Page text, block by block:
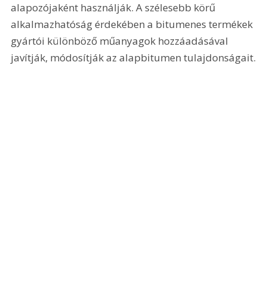
alapozójaként használják. A szélesebb körű
alkalmazhatóság érdekében a bitumenes termékek
gyártói különböző műanyagok hozzáadásával
javítják, módosítják az alapbitumen tulajdonságait.